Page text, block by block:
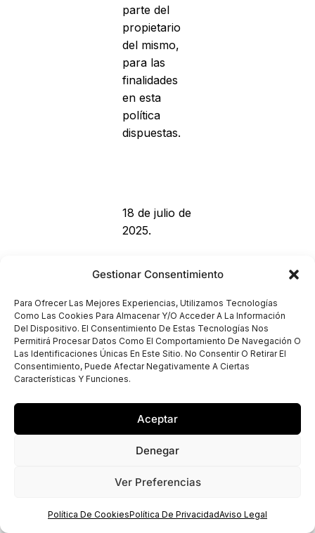
Gestionar Consentimiento
Para Ofrecer Las Mejores Experiencias, Utilizamos Tecnologías
Como Las Cookies Para Almacenar Y/o Acceder A La Información
Del Dispositivo. El Consentimiento De Estas Tecnologías Nos
Permitirá Procesar Datos Como El Comportamiento De Navegación O
Las Identificaciones Únicas En Este Sitio. No Consentir O Retirar El
Consentimiento, Puede Afectar Negativamente A Ciertas
Características Y Funciones.
Aceptar
Denegar
Ver Preferencias
Política De CookiesPolítica De PrivacidadAviso Legal
parte del
propietario
del mismo,
para las
finalidades
en esta
política
dispuestas.
18 de julio de
2025.